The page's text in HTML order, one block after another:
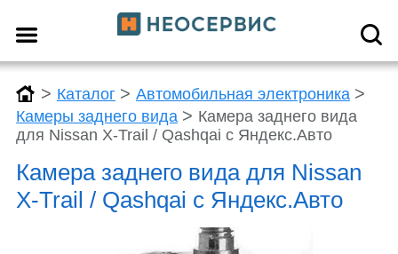
> Каталог > Автомобильная электроника >
Камеры заднего вида > Камера заднего вида
для Nissan X-Trail / Qashqai с Яндекс.Авто
Камера заднего вида для Nissan
X-Trail / Qashqai с Яндекс.Авто